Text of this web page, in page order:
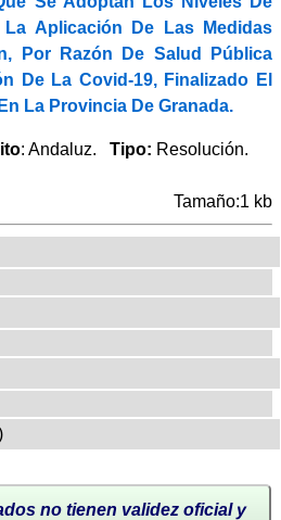
Aplicación De Las Medidas
Por Razón De Salud Pública
De La Covid-19, Finalizado El
La Provincia De Granada.
: Andaluz. Tipo: Resolución.
Tamaño:1 kb
no tienen validez oficial y